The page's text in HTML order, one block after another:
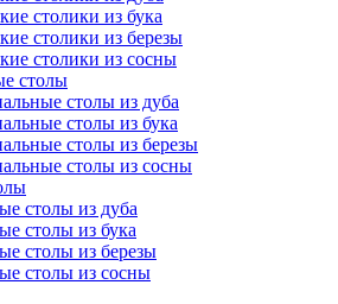
столики из бука
столики из березы
столики из сосны
столы
столы из дуба
столы из бука
столы из березы
столы из сосны
столы из дуба
столы из бука
столы из березы
столы из сосны